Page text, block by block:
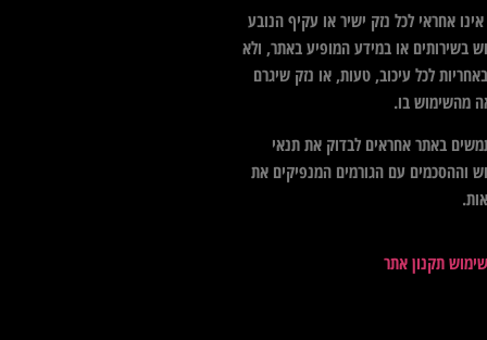
אחראי לכל נזק ישיר או עקיף הנובע
בשירותים או במידע המופיע באתר, ולא
לכל עיכוב, טעות, או נזק שיגרם
מהשימוש בו.
באתר אחראים לבדוק את תנאי
וההסכמים עם הגורמים המנפיקים את
תקנון אתר